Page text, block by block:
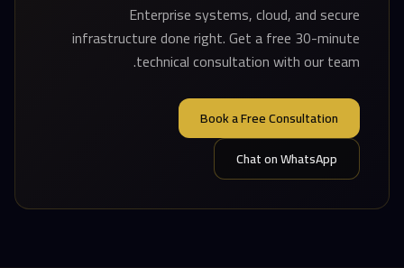
Enterprise systems, cloud, and secure
infrastructure done right. Get a free 30-minute
technical consultation with our team.
Book a Free Consultation
Chat on WhatsApp